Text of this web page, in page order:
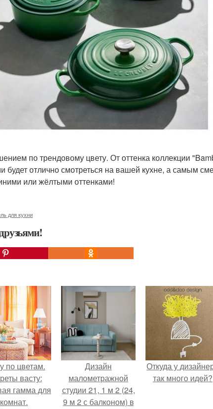
по трендовому цвету. От оттенка коллекции
будет отлично смотреться на вашей кухне, а самым
или жёлтыми оттенками!
для кухни
по цветам.
васту:
гамма для
комнат.
Дизайн
малометражной
студии 21, 1 м 2 (24,
9 м 2 с балконом) в
Откуда у
так много идей?